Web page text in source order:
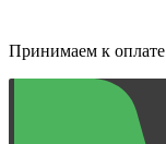
Принимаем к оплате